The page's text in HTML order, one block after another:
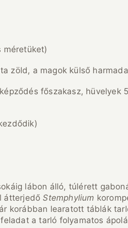
méretüket)
zöld, a magok külső
főszakasz, hüvelyek
lábon álló, túlérett
átterjedőStemphylium
korábban learatott táblák
a tarló folyamatos